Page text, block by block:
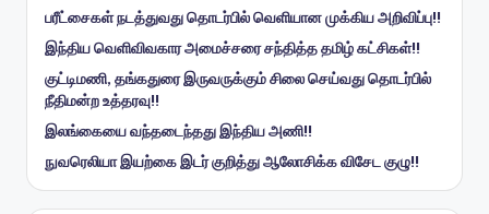
பரீட்சைகள் நடத்துவது தொடர்பில் வெளியான முக்கிய அறிவிப்பு!!
இந்திய வெளிவிவகார அமைச்சரை சந்தித்த தமிழ் கட்சிகள்!!
குட்டிமணி, தங்கதுரை இருவருக்கும் சிலை செய்வது தொடர்பில்
நீதிமன்ற உத்தரவு!!
இலங்கையை வந்தடைந்தது இந்திய அணி!!
நுவரெலியா இயற்கை இடர் குறித்து ஆலோசிக்க விசேட குழு!!